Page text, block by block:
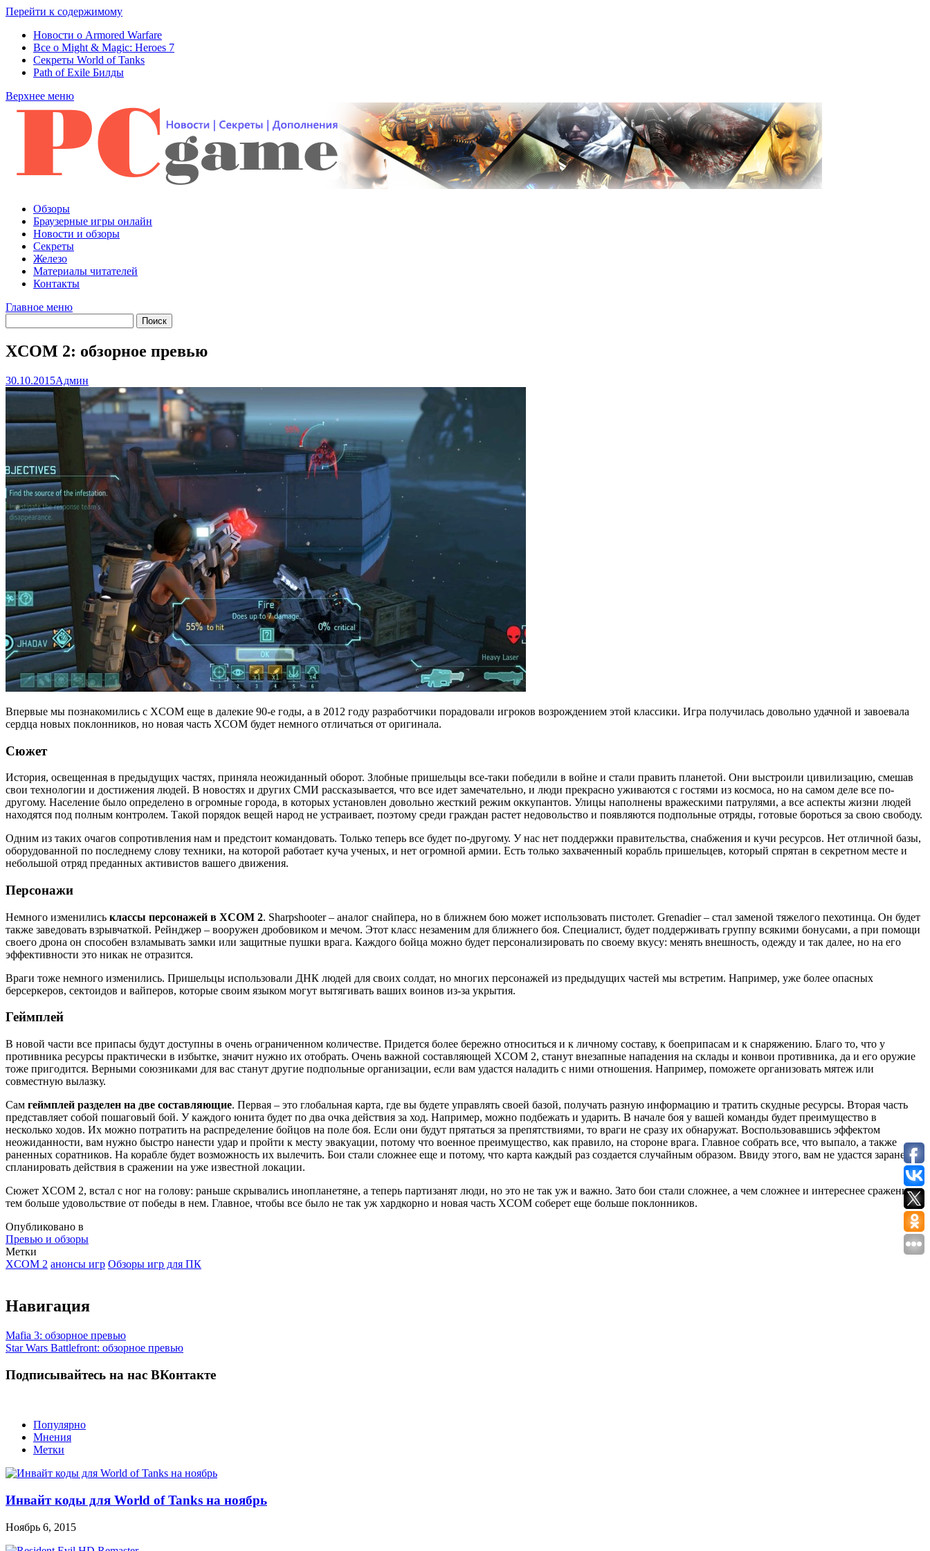
Перейти к содержимому
Новости о Armored Warfare
Все о Might & Magic: Heroes 7
Секреты World of Tanks
Path of Exile Билды
Верхнее меню
Обзоры
Браузерные игры онлайн
Новости и обзоры
Секреты
Железо
Материалы читателей
Контакты
Главное меню
XCOM 2: обзорное превью
30.10.2015Админ
Впервые мы познакомились с XCOM еще в далекие 90-е годы, а в 2012 году разработчики порадовали игроков возрождением этой классики. Игра получилась довольно удачной и завоевала
сердца новых поклонников, но новая часть XCOM будет немного отличаться от оригинала.
Сюжет
История, освещенная в предыдущих частях, приняла неожиданный оборот. Злобные пришельцы все-таки победили в войне и стали править планетой. Они выстроили цивилизацию, смешав
свои технологии и достижения людей. В новостях и других СМИ рассказывается, что все идет замечательно, и люди прекрасно уживаются с гостями из космоса, но на самом деле все по-
другому. Население было определено в огромные города, в которых установлен довольно жесткий режим оккупантов. Улицы наполнены вражескими патрулями, а все аспекты жизни людей
находятся под полным контролем. Такой порядок вещей народ не устраивает, поэтому среди граждан растет недовольство и появляются подпольные отряды, готовые бороться за свою свободу.
Одним из таких очагов сопротивления нам и предстоит командовать. Только теперь все будет по-другому. У нас нет поддержки правительства, снабжения и кучи ресурсов. Нет отличной базы,
оборудованной по последнему слову техники, на которой работает куча ученых, и нет огромной армии. Есть только захваченный корабль пришельцев, который спрятан в секретном месте и
небольшой отряд преданных активистов вашего движения.
Персонажи
Немного изменились классы персонажей в XCOM 2. Sharpshooter – аналог снайпера, но в ближнем бою может использовать пистолет. Grenadier – стал заменой тяжелого пехотинца. Он будет
также заведовать взрывчаткой. Рейнджер – вооружен дробовиком и мечом. Этот класс незаменим для ближнего боя. Специалист, будет поддерживать группу всякими бонусами, а при помощи
своего дрона он способен взламывать замки или защитные пушки врага. Каждого бойца можно будет персонализировать по своему вкусу: менять внешность, одежду и так далее, но на его
эффективности это никак не отразится.
Враги тоже немного изменились. Пришельцы использовали ДНК людей для своих солдат, но многих персонажей из предыдущих частей мы встретим. Например, уже более опасных
берсеркеров, сектоидов и вайперов, которые своим языком могут вытягивать ваших воинов из-за укрытия.
Геймплей
В новой части все припасы будут доступны в очень ограниченном количестве. Придется более бережно относиться и к личному составу, к боеприпасам и к снаряжению. Благо то, что у
противника ресурсы практически в избытке, значит нужно их отобрать. Очень важной составляющей XCOM 2, станут внезапные нападения на склады и конвои противника, да и его оружие
тоже пригодится. Верными союзниками для вас станут другие подпольные организации, если вам удастся наладить с ними отношения. Например, поможете организовать мятеж или
совместную вылазку.
Сам геймплей разделен на две составляющие. Первая – это глобальная карта, где вы будете управлять своей базой, получать разную информацию и тратить скудные ресурсы. Вторая часть
представляет собой пошаговый бой. У каждого юнита будет по два очка действия за ход. Например, можно подбежать и ударить. В начале боя у вашей команды будет преимущество в
несколько ходов. Их можно потратить на распределение бойцов на поле боя. Если они будут прятаться за препятствиями, то враги не сразу их обнаружат. Воспользовавшись эффектом
неожиданности, вам нужно быстро нанести удар и пройти к месту эвакуации, потому что военное преимущество, как правило, на стороне врага. Главное собрать все, что выпало, а также
раненных соратников. На корабле будет возможность их вылечить. Бои стали сложнее еще и потому, что карта каждый раз создается случайным образом. Ввиду этого, вам не удастся заранее
спланировать действия в сражении на уже известной локации.
Сюжет XCOM 2, встал с ног на голову: раньше скрывались инопланетяне, а теперь партизанят люди, но это не так уж и важно. Зато бои стали сложнее, а чем сложнее и интереснее сражение,
тем больше удовольствие от победы в нем. Главное, чтобы все было не так уж хардкорно и новая часть XCOM соберет еще больше поклонников.
Опубликовано в
Превью и обзоры
Метки
XCOM 2 анонсы игр Обзоры игр для ПК
Навигация
Mafia 3: обзорное превью
Star Wars Battlefront: обзорное превью
Подписывайтесь на нас ВКонтакте
Популярно
Мнения
Метки
Инвайт коды для World of Tanks на ноябрь
Ноябрь 6, 2015